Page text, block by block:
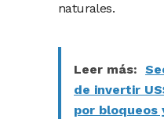
naturales.
Leer más:
de invertir
por bloqueos